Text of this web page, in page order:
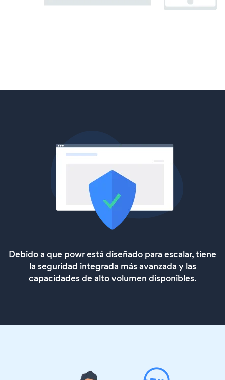
Debido a que powr está diseñado para escalar, tiene
la seguridad integrada más avanzada y las
capacidades de alto volumen disponibles.